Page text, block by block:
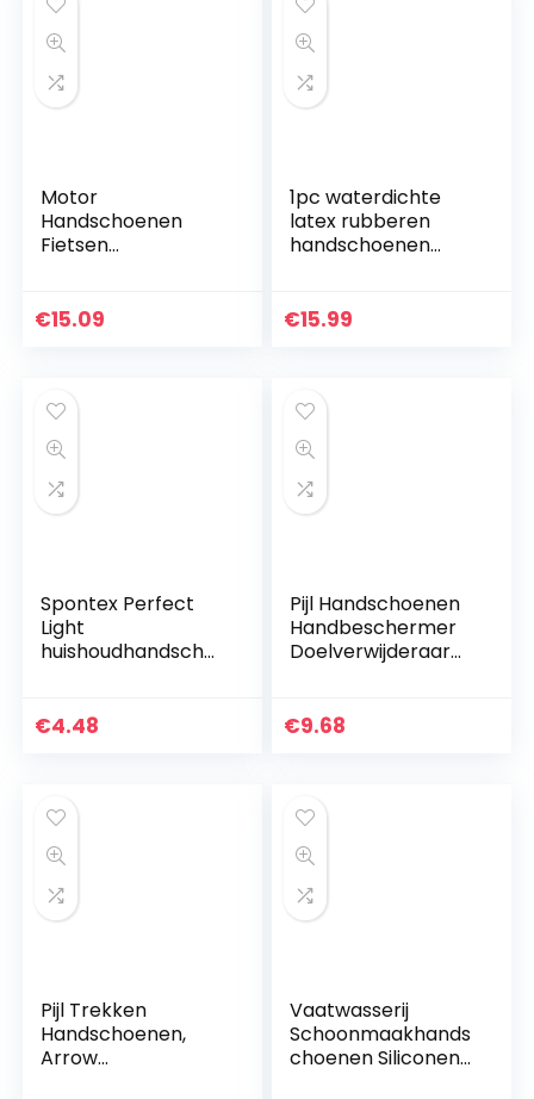
Motor
Handschoenen
Fietsen
Hertenleer
€15.09
1pc waterdichte
latex rubberen
handschoenen
experiment
€15.99
Spontex Perfect
Light
huishoudhandscho
reinigingswerkzaa
€4.48
Pijl Handschoenen
Handbeschermer
Doelverwijderaar
rechterhand
€9.68
Pijl Trekken
Handschoenen,
Arrow
Vaatwasserij
Schoonmaakhands
choenen Siliconen